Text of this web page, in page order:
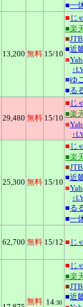
■一
13,200 無料 15/10
■ じ
■楽
■JTB
■近
■
■ゆ
■る
29,480 無料 15/10
■ じ
■楽
■
25,300 無料 15/10
■ じ
■楽
■JTB
■近
■
■る
■一
62,700 無料 15/12 ■ じ
無料 14:30
■ じ
■楽
■JTB
■近